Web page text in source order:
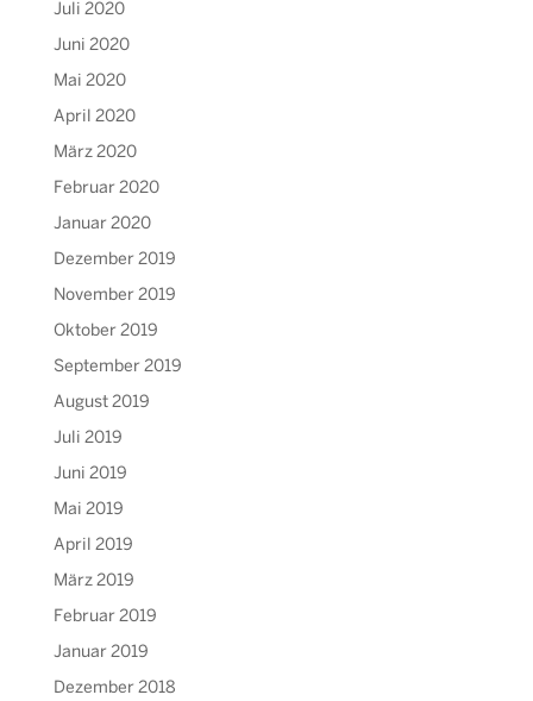
Juli 2020
Juni 2020
Mai 2020
April 2020
März 2020
Februar 2020
Januar 2020
Dezember 2019
November 2019
Oktober 2019
September 2019
August 2019
Juli 2019
Juni 2019
Mai 2019
April 2019
März 2019
Februar 2019
Januar 2019
Dezember 2018